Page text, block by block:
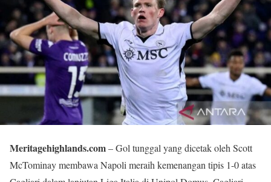
Meritagehighlands.com– Gol tunggal yang dicetak oleh Scott
McTominay membawa Napoli meraih kemenangan tipis 1-0 atas